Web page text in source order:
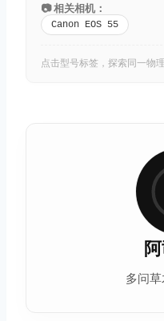
📷 相关相机：
Canon EOS 55
点击型号标签，探索同一物
多问草